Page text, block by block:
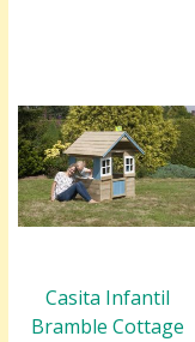
Casita Infantil
Bramble Cottage